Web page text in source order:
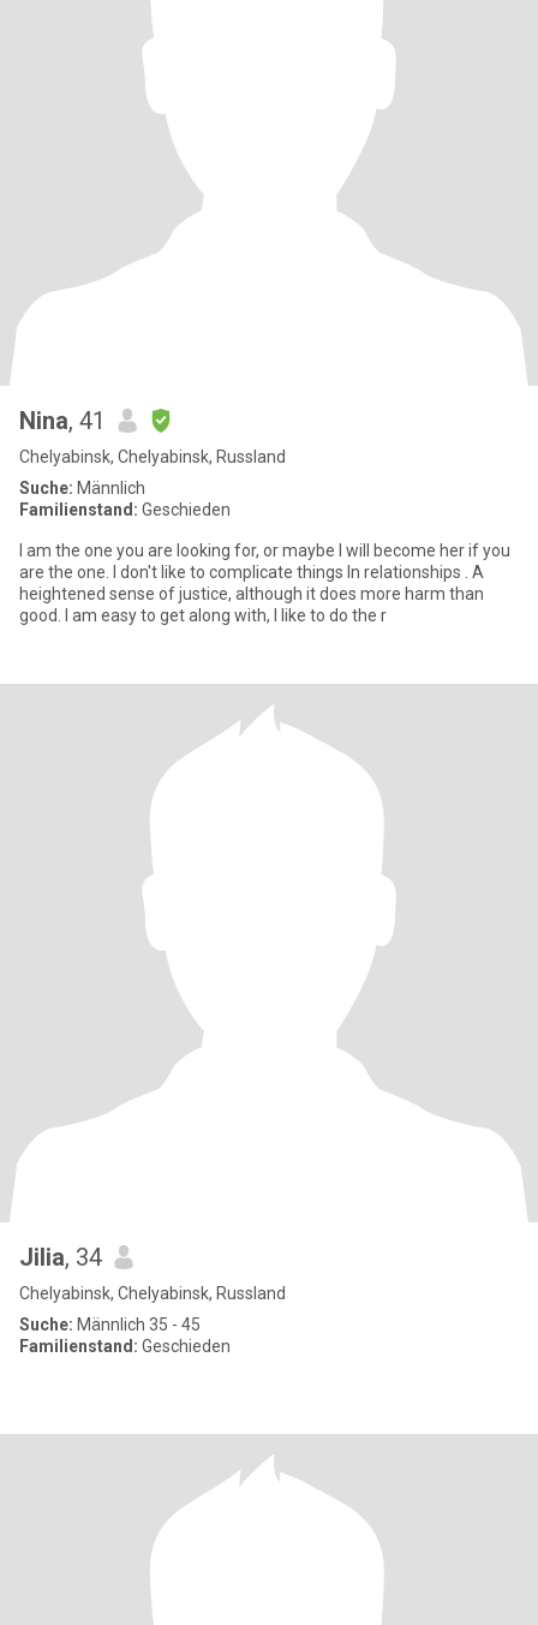
Nina, 41
Chelyabinsk, Chelyabinsk, Russland
Suche: Männlich
Familienstand: Geschieden
I am the one you are looking for, or maybe I will become her if you
are the one. I don't like to complicate things In relationships . A
heightened sense of justice, although it does more harm than
good. I am easy to get along with, I like to do the r
Jilia, 34
Chelyabinsk, Chelyabinsk, Russland
Suche: Männlich 35 - 45
Familienstand: Geschieden